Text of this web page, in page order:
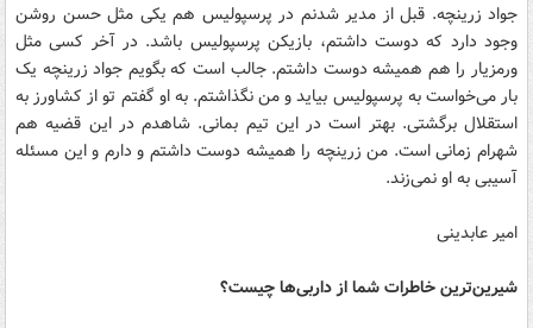
جواد زرینچه. قبل از مدیر شدنم در پرسپولیس هم یکی مثل حسن روشن
وجود دارد که دوست داشتم، بازیکن پرسپولیس باشد. در آخر کسی مثل
ورمزیار را هم همیشه دوست داشتم. جالب است که بگویم جواد زرینچه یک
بار می‌خواست به پرسپولیس بیاید و من نگذاشتم. به او گفتم تو از کشاورز به
استقلال برگشتی. بهتر است در این تیم بمانی. شاهدم در این قضیه هم
شهرام زمانی است. من زرینچه را همیشه دوست داشتم و دارم و این مسئله
آسیبی به او نمی‌زند.
امیر عابدینی
شیرین‌ترین خاطرات شما از داربی‌ها چیست؟